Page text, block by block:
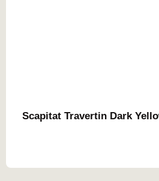
Scapitat Travertin Dark